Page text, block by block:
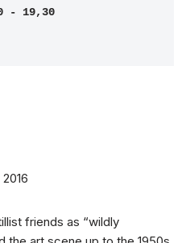
- 19,30
friends as “wildly